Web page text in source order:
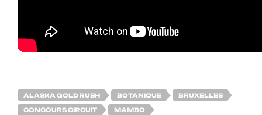
ALASKA GOLD RUSH BOTANIQUE BRUXELLES
CONCOURS CIRCUIT MAMBO